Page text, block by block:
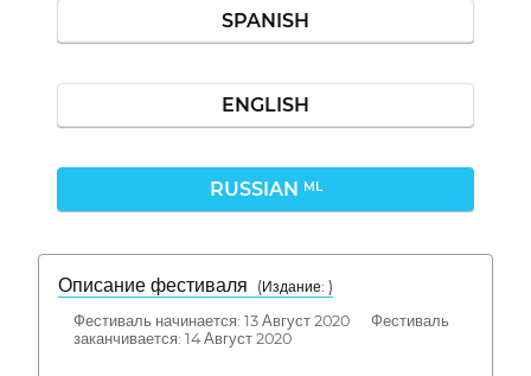
SPANISH
ENGLISH
RUSSIAN ML
Описание фестиваля
( Издание: )
Фестиваль начинается: 13 Август 2020 Фестиваль
заканчивается: 14 Август 2020